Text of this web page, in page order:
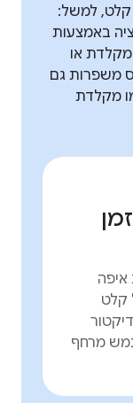
קלט, למשל:
באמצעות
מקלדת או
משפרות גם
מקלדת
קלט
מרחף